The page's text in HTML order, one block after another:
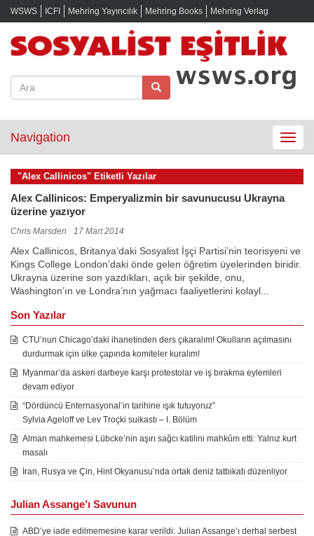
WSWS ICFI Mehring Yayıncılık Mehring Books Mehring Verlag
Toggle
Navigation
"Alex Callinicos" Etiketli Yazılar
Alex Callinicos: Emperyalizmin bir savunucusu Ukrayna
üzerine yazıyor
Chris Marsden 17 Mart 2014
Alex Callinicos, Britanya’daki Sosyalist İşçi Partisi’nin teorisyeni ve
Kings College London’daki önde gelen öğretim üyelerinden biridir.
Ukrayna üzerine son yazdıkları, açık bir şekilde, onu,
Washington’ın ve Londra’nın yağmacı faaliyetlerini kolayl...
Son Yazılar
CTU’nun Chicago’daki ihanetinden ders çıkaralım! Okulların açılmasını
durdurmak için ülke çapında komiteler kuralım!
Myanmar’da askeri darbeye karşı protestolar ve iş bırakma eylemleri
devam ediyor
“Dördüncü Enternasyonal’in tarihine ışık tutuyoruz”
Sylvia Ageloff ve Lev Troçki suikastı – I. Bölüm
Alman mahkemesi Lübcke’nin aşırı sağcı katilini mahkûm etti: Yalnız kurt
masalı
İran, Rusya ve Çin, Hint Okyanusu’nda ortak deniz tatbikatı düzenliyor
Julian Assange’ı Savunun
ABD’ye iade edilmemesine karar verildi: Julian Assange’ı derhal serbest